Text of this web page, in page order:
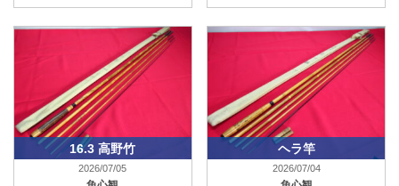
16.3 高野竹
2026/07/05
ヘラ竿
2026/07/04